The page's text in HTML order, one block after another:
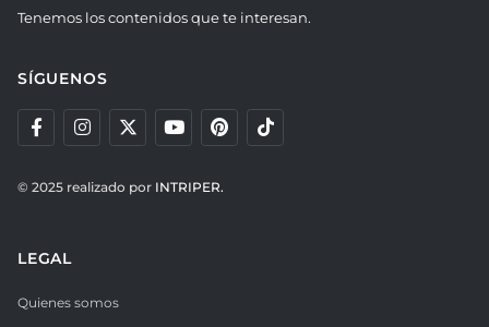
Tenemos los contenidos que te interesan.
SÍGUENOS
© 2025 realizado por INTRIPER.
LEGAL
Quienes somos